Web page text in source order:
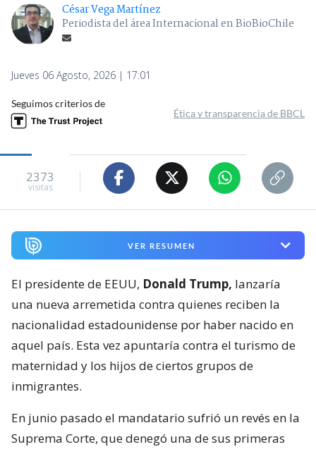
César Vega Martínez
Periodista del área Internacional en BioBioChile
Jueves 06 Agosto, 2026 | 17:01
Seguimos criterios de
Ética y transparencia de BBCL
2373
visitas
VER RESUMEN
El presidente de EEUU, Donald Trump, lanzaría
una nueva arremetida contra quienes reciben la
nacionalidad estadounidense por haber nacido en
aquel país. Esta vez apuntaría contra el turismo de
maternidad y los hijos de ciertos grupos de
inmigrantes.
En junio pasado el mandatario sufrió un revés en la
Suprema Corte, que denegó una de sus primeras